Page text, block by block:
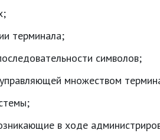
терминала;
символов;
множеством
в ходе